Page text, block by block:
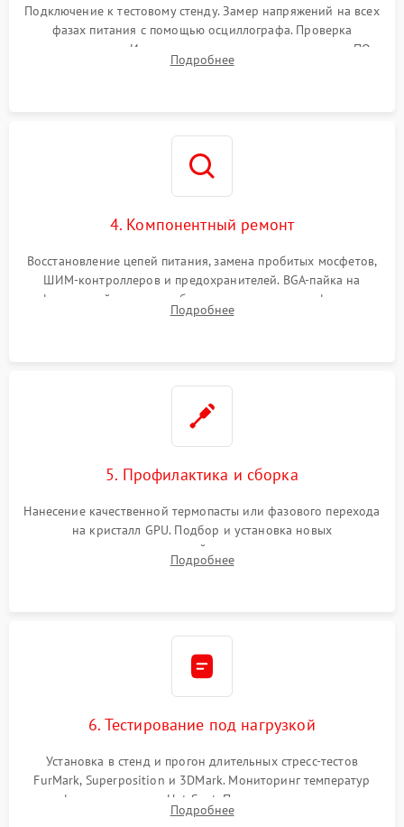
Подключение к тестовому стенду. Замер напряжений на всех
фазах питания с помощью осциллографа. Проверка
инициализации. Использование специализированного ПО
MATS
Подробнее
4. Компонентный ремонт
Восстановление цепей питания, замена пробитых мосфетов,
ШИМ-контроллеров и предохранителей. BGA-пайка на
инфракрасной станции реболлинг или замена графического
чипа и дефектной памяти GDDR. Прошивка BIOS
Подробнее
5. Профилактика и сборка
Нанесение качественной термопасты или фазового перехода
на кристалл GPU. Подбор и установка новых
термопрокладок правильной толщины на память и цепи
питания. Монтаж радиатора и бэкплейта, подключение и
Подробнее
6. Тестирование под нагрузкой
Установка в стенд и прогон длительных стресс-тестов
FurMark, Superposition и 3DMark. Мониторинг температур
графического чипа и Hot Spot. Проверка на отсутствие
артефактов изображения, вылетов драйвера и зависаний.
Подробнее